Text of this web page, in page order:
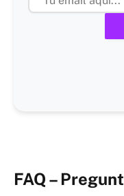
FAQ –